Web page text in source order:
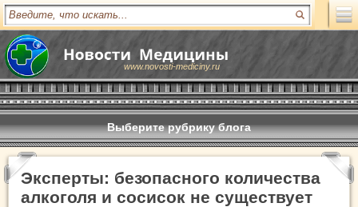
www.novosti-mediciny.ru
Выберите рубрику блога
Эксперты: безопасного количества
алкоголя и сосисок не существует